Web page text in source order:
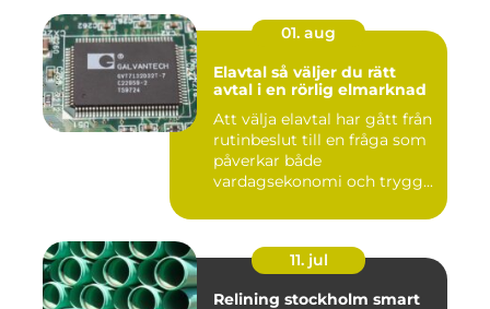
01. aug
Elavtal så väljer du rätt
avtal i en rörlig elmarknad
Att välja elavtal har gått från
rutinbeslut till en fråga som
påverkar både
vardagsekonomi och trygg...
11. jul
Relining stockholm smart